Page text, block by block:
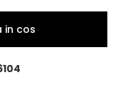
in cos